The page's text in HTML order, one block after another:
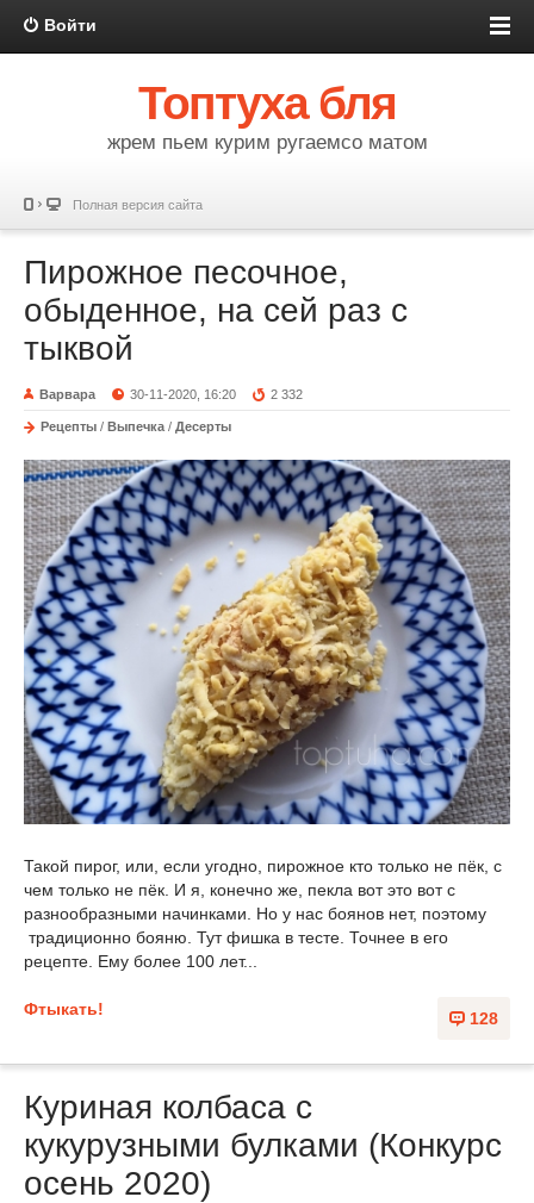
Войти
Топтуха бля
жрем пьем курим ругаемсо матом
Полная версия сайта
Пирожное песочное,
обыденное, на сей раз с
тыквой
Варвара 30-11-2020, 16:20 2 332
Рецепты / Выпечка / Десерты
Такой пирог, или, если угодно, пирожное кто только не пёк, с
чем только не пёк. И я, конечно же, пекла вот это вот с
разнообразными начинками. Но у нас боянов нет, поэтому
традиционно бояню. Тут фишка в тесте. Точнее в его
рецепте. Ему более 100 лет...
128
Фтыкать!
Куриная колбаса с
кукурузными булками (Конкурс
осень 2020)